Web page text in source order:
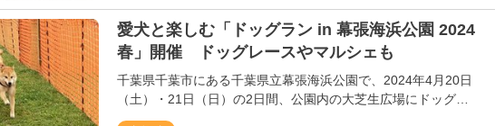
愛犬と楽しむ「ドッグラン in 幕張海浜公園 2024
春」開催 ドッグレースやマルシェも
千葉県千葉市にある千葉県立幕張海浜公園で、2024年4月20日
（土）・21日（日）の2日間、公園内の大芝生広場にドッグ…